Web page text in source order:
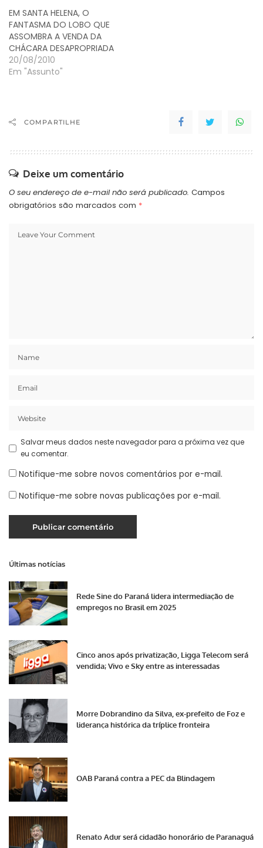
EM SANTA HELENA, O
FANTASMA DO LOBO QUE
ASSOMBRA A VENDA DA
CHÁCARA DESAPROPRIADA
20/08/2010
Em "Assunto"
COMPARTILHE
Deixe um comentário
O seu endereço de e-mail não será publicado. Campos
obrigatórios são marcados com *
Salvar meus dados neste navegador para a próxima vez que
eu comentar.
Notifique-me sobre novos comentários por e-mail.
Notifique-me sobre novas publicações por e-mail.
Últimas notícias
Rede Sine do Paraná lidera intermediação de
empregos no Brasil em 2025
Cinco anos após privatização, Ligga Telecom será
vendida; Vivo e Sky entre as interessadas
Morre Dobrandino da Silva, ex-prefeito de Foz e
liderança histórica da tríplice fronteira
OAB Paraná contra a PEC da Blindagem
Renato Adur será cidadão honorário de Paranaguá